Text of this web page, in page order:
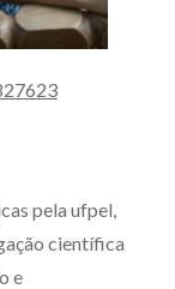
pela ufpel,
científica
e